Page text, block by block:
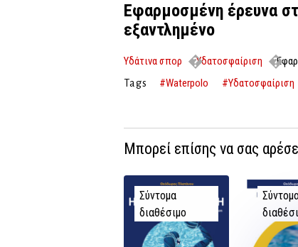
Εφαρμοσμένη έρευνα
εξαντλημένο
Υδάτινα σπορ Υδατοσφαίριση
εξαντλημένο
Tags #Waterpolo #Υδατοσφαίριση
Μπορεί επίσης να σας
Σύντομα
διαθέσιμο